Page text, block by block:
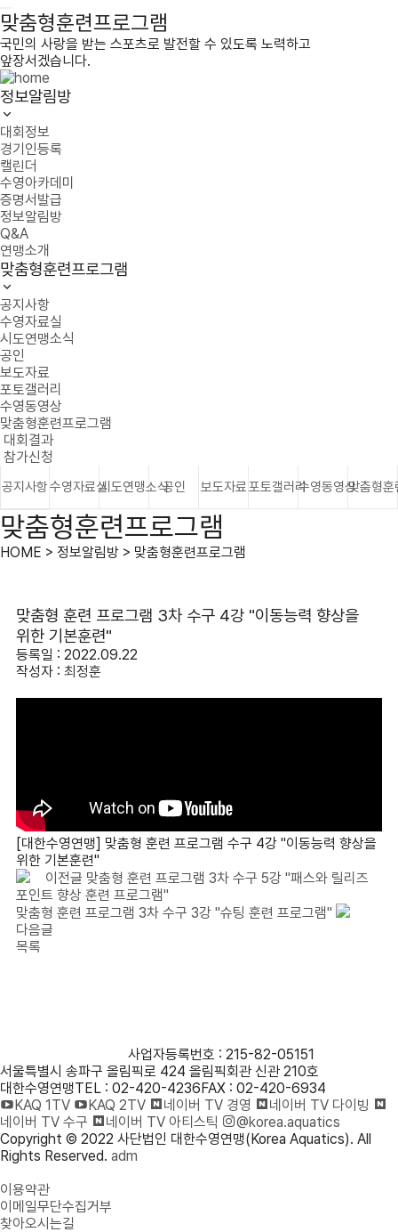
맞춤형훈련프로그램
국민의 사랑을 받는 스포츠로 발전할 수 있도록 노력하고
앞장서겠습니다.
정보알림방
대회정보
경기인등록
캘린더
수영아카데미
증명서발급
정보알림방
Q&A
연맹소개
맞춤형훈련프로그램
공지사항
수영자료실
시도연맹소식
공인
보도자료
포토갤러리
수영동영상
맞춤형훈련프로그램
대회결과
참가신청
공지사항수영자료실시도연맹소식공인 보도자료포토갤러리수영동영상맞춤형훈
맞춤형훈련프로그램
HOME > 정보알림방 > 맞춤형훈련프로그램
맞춤형 훈련 프로그램 3차 수구 4강 "이동능력 향상을
위한 기본훈련"
등록일 : 2022.09.22
작성자 : 최정훈
[대한수영연맹] 맞춤형 훈련 프로그램 수구 4강 "이동능력 향상을
위한 기본훈련"
이전글 맞춤형 훈련 프로그램 3차 수구 5강 "패스와 릴리즈
포인트 향상 훈련 프로그램"
맞춤형 훈련 프로그램 3차 수구 3강 "슈팅 훈련 프로그램"
다음글
목록
사업자등록번호 : 215-82-05151
서울특별시 송파구 올림픽로 424 올림픽회관 신관 210호
대한수영연맹TEL : 02-420-4236FAX : 02-420-6934
KAQ 1TV
KAQ 2TV 네이버 TV 경영
네이버 TV 다이빙
네이버 TV 수구
네이버 TV 아티스틱
@korea.aquatics
Copyright © 2022 사단법인 대한수영연맹(Korea Aquatics). All
Rights Reserved. adm
이용약관
이메일무단수집거부
찾아오시는길